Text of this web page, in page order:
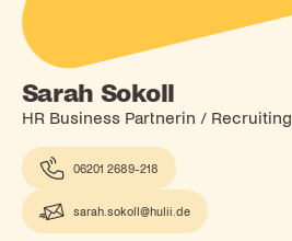
Sarah Sokoll
HR Business Partnerin / Recruiting
06201 2689-218
sarah.sokoll@hulii.de